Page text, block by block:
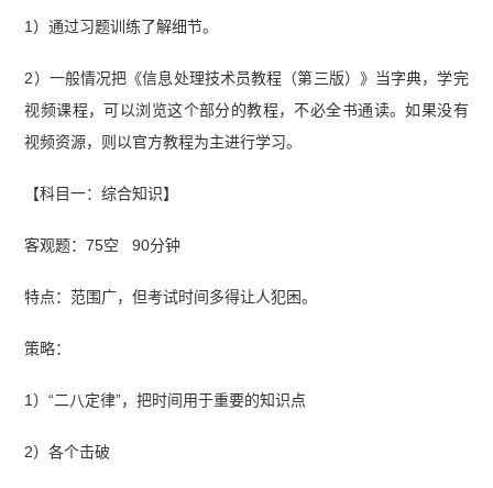
1）通过习题训练了解细节。
2）一般情况把《信息处理技术员教程（第三版）》当字典，学完
视频课程，可以浏览这个部分的教程，不必全书通读。如果没有
视频资源，则以官方教程为主进行学习。
【科目一：综合知识】
客观题：75空 90分钟
特点：范围广，但考试时间多得让人犯困。
策略：
1）“二八定律”，把时间用于重要的知识点
2）各个击破